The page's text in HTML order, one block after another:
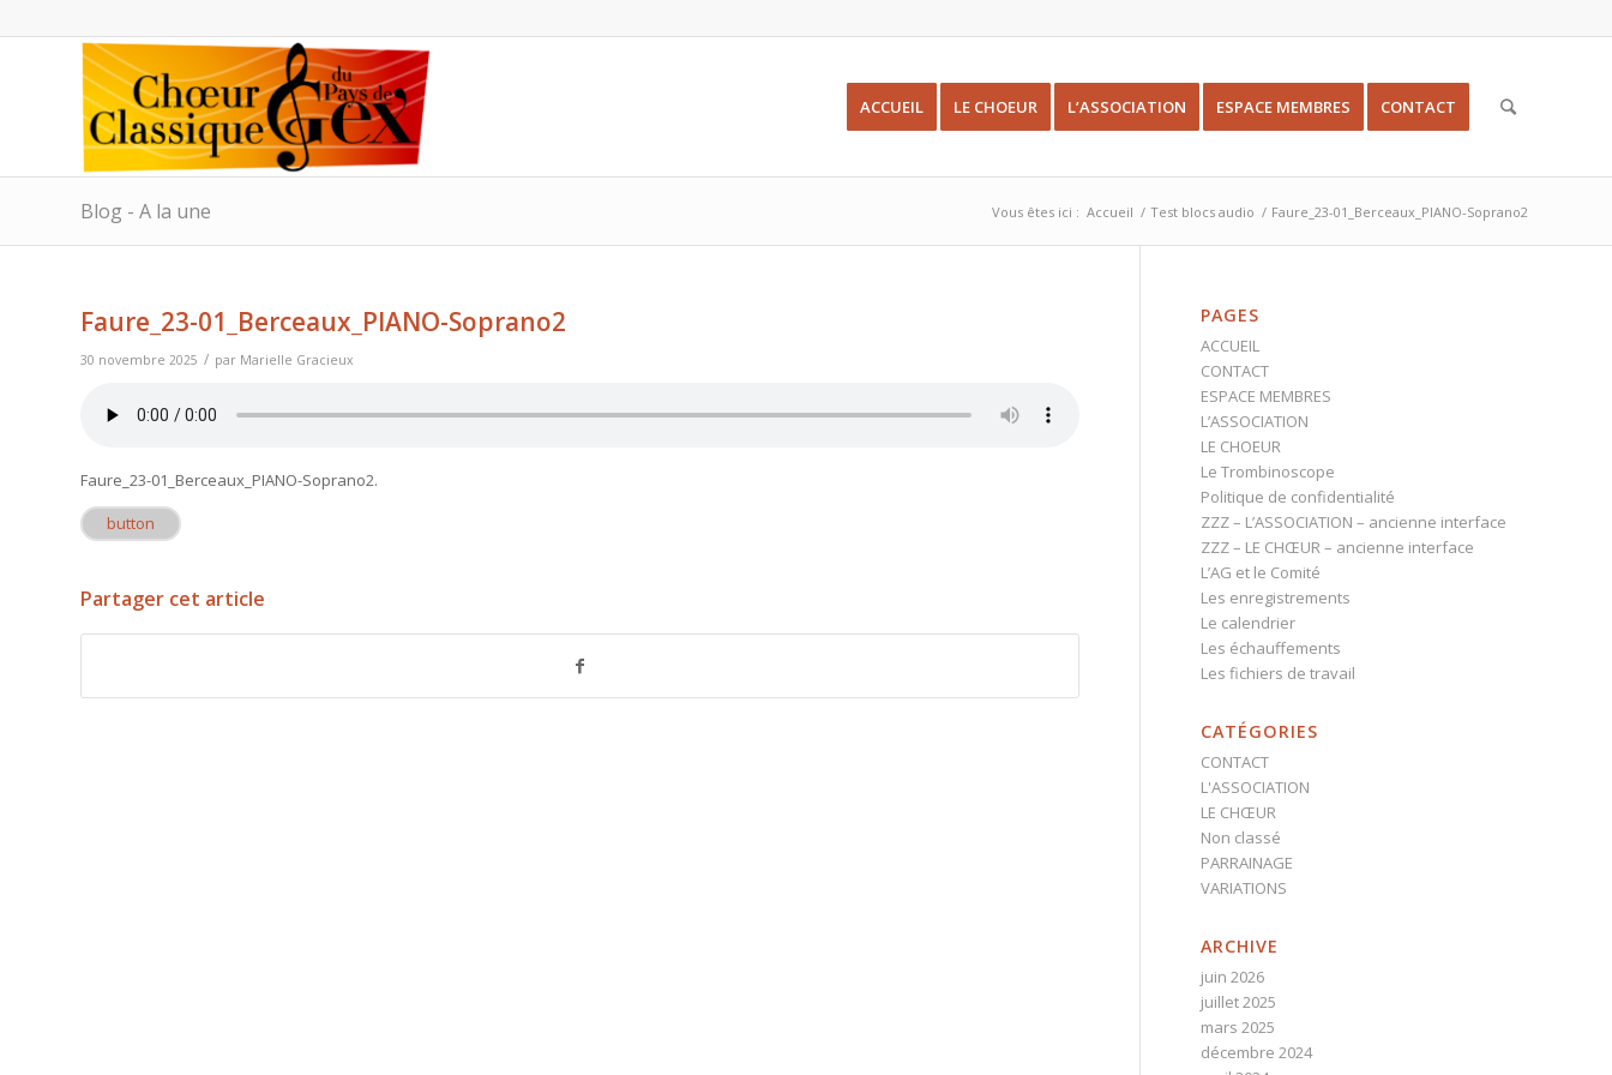
ACCUEIL LE CHOEUR L’ASSOCIATION ESPACE MEMBRES CONTACT
Blog - A la une Vous êtes ici : Accueil / Test blocs audio / Faure_23-01_Berceaux_PIANO-Soprano2
Faure_23-01_Berceaux_PIANO-Soprano2
30 novembre 2025 / par Marielle Gracieux
Faure_23-01_Berceaux_PIANO-Soprano2.
button
Partager cet article
PAGES
ACCUEIL
CONTACT
ESPACE MEMBRES
L’ASSOCIATION
LE CHOEUR
Le Trombinoscope
Politique de confidentialité
ZZZ – L’ASSOCIATION – ancienne interface
ZZZ – LE CHŒUR – ancienne interface
L’AG et le Comité
Les enregistrements
Le calendrier
Les échauffements
Les fichiers de travail
CATÉGORIES
CONTACT
L'ASSOCIATION
LE CHŒUR
Non classé
PARRAINAGE
VARIATIONS
ARCHIVE
juin 2026
juillet 2025
mars 2025
décembre 2024